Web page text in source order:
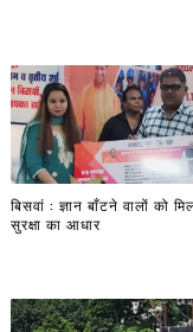
बिसवां : ज्ञान बाँटने वालों को
सुरक्षा का आधार